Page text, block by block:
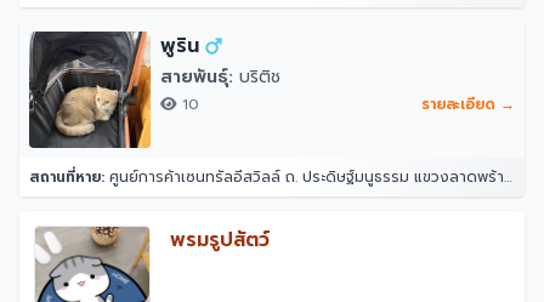
พูริน
สายพันธุ์: บริติช
10 รายละเอียด →
สถานที่หาย: ศูนย์การค้าเซนทรัลอีสวิลล์ ถ. ประดิษฐ์มนูธรรม แขวงลาดพร้าว ลาดพร้าว กรุงเทพมหานคร 10230
พรมรูปสัตว์